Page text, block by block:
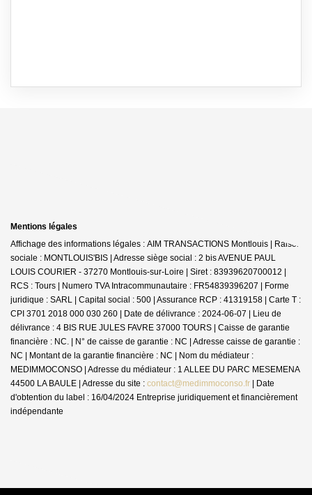
Mentions légales
Affichage des informations légales : AIM TRANSACTIONS Montlouis | Raison
sociale : MONTLOUIS'BIS | Adresse siège social : 2 bis AVENUE PAUL
LOUIS COURIER - 37270 Montlouis-sur-Loire | Siret : 83939620700012 |
RCS : Tours | Numero TVA Intracommunautaire : FR54839396207 | Forme
juridique : SARL | Capital social : 500 | Assurance RCP : 41319158 | Carte T :
CPI 3701 2018 000 030 260 | Date de délivrance : 2024-06-07 | Lieu de
délivrance : 4 BIS RUE JULES FAVRE 37000 TOURS | Caisse de garantie
financière : NC. | N° de caisse de garantie : NC | Adresse caisse de garantie :
NC | Montant de la garantie financière : NC | Nom du médiateur :
MEDIMMOCONSO | Adresse du médiateur : 1 ALLEE DU PARC MESEMENA
44500 LA BAULE | Adresse du site : contact@medimmoconso.fr | Date
d'obtention du label : 16/04/2024 Entreprise juridiquement et financièrement
indépendante